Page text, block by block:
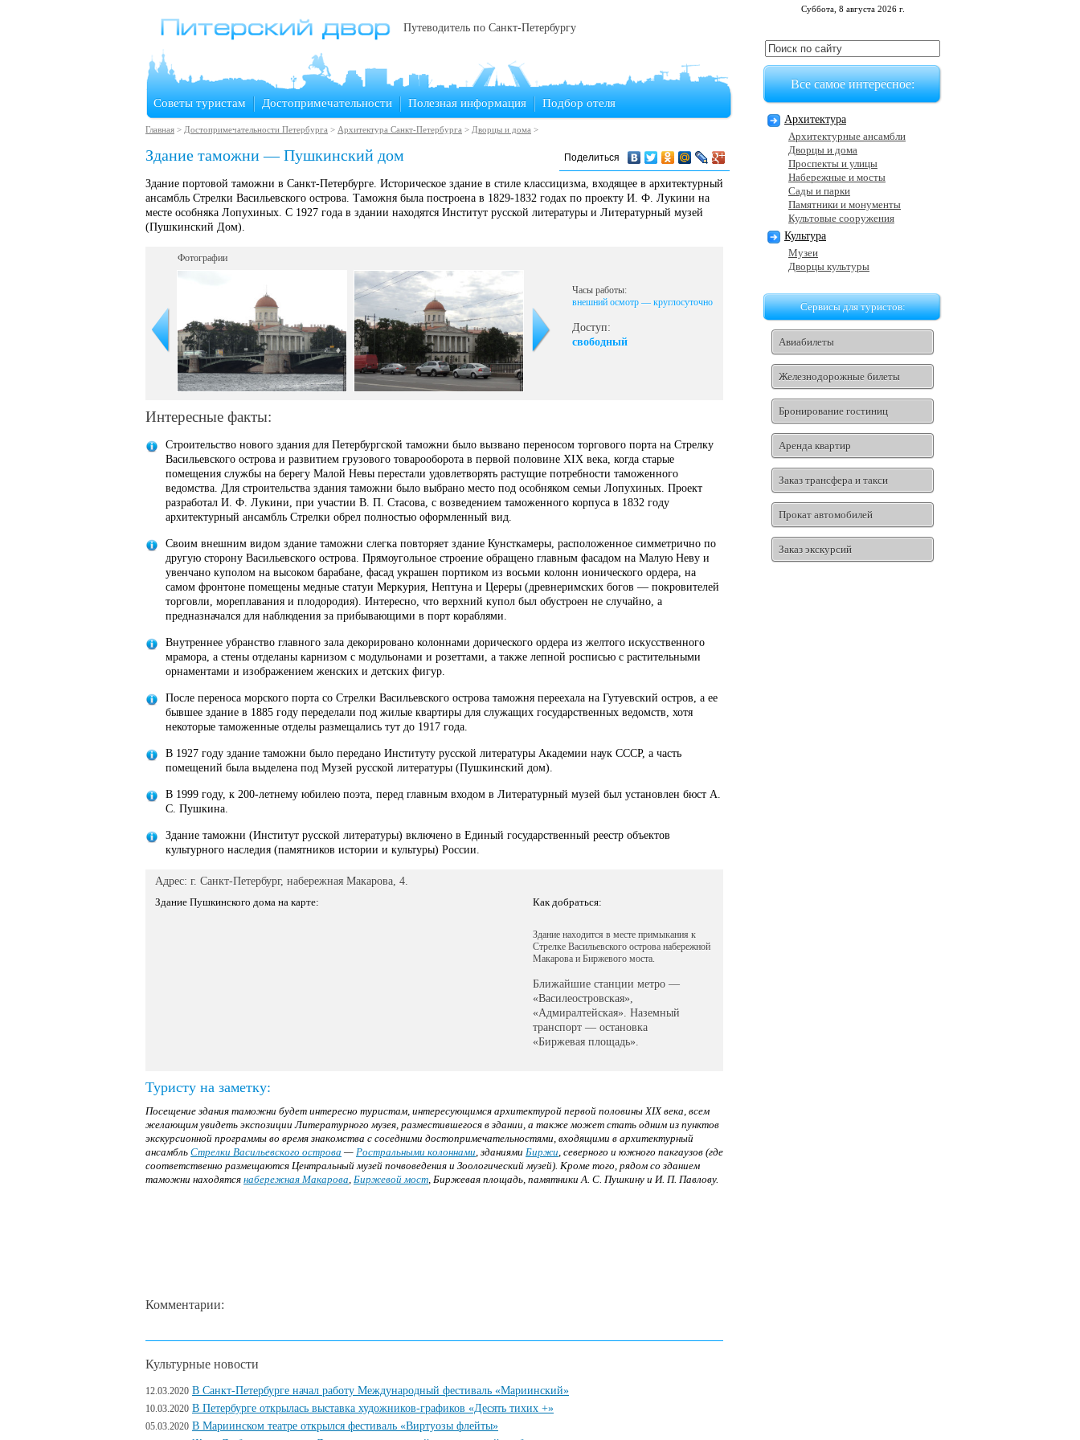
Путеводитель по Санкт-Петербургу
Советы туристам Достопримечательности Полезная информация Подбор отеля
Главная > Достопримечательности Петербурга > Архитектура Санкт-Петербурга > Дворцы и дома >
Поделиться
Здание таможни — Пушкинский дом
Здание портовой таможни в Санкт-Петербурге. Историческое здание в стиле классицизма, входящее в архитектурный
ансамбль Стрелки Васильевского острова. Таможня была построена в 1829-1832 годах по проекту И. Ф. Лукини на
месте особняка Лопухиных. С 1927 года в здании находятся Институт русской литературы и Литературный музей
(Пушкинский Дом).
Фотографии
Часы работы:
внешний осмотр — круглосуточно
Доступ:
свободный
Интересные факты:
Строительство нового здания для Петербургской таможни было вызвано переносом торгового порта на Стрелку
Васильевского острова и развитием грузового товарооборота в первой половине XIX века, когда старые
помещения службы на берегу Малой Невы перестали удовлетворять растущие потребности таможенного
ведомства. Для строительства здания таможни было выбрано место под особняком семьи Лопухиных. Проект
разработал И. Ф. Лукини, при участии В. П. Стасова, с возведением таможенного корпуса в 1832 году
архитектурный ансамбль Стрелки обрел полностью оформленный вид.
Своим внешним видом здание таможни слегка повторяет здание Кунсткамеры, расположенное симметрично по
другую сторону Васильевского острова. Прямоугольное строение обращено главным фасадом на Малую Неву и
увенчано куполом на высоком барабане, фасад украшен портиком из восьми колонн ионического ордера, на
самом фронтоне помещены медные статуи Меркурия, Нептуна и Цереры (древнеримских богов — покровителей
торговли, мореплавания и плодородия). Интересно, что верхний купол был обустроен не случайно, а
предназначался для наблюдения за прибывающими в порт кораблями.
Внутреннее убранство главного зала декорировано колоннами дорического ордера из желтого искусственного
мрамора, а стены отделаны карнизом с модульонами и розеттами, а также лепной росписью с растительными
орнаментами и изображением женских и детских фигур.
После переноса морского порта со Стрелки Васильевского острова таможня переехала на Гутуевский остров, а ее
бывшее здание в 1885 году переделали под жилые квартиры для служащих государственных ведомств, хотя
некоторые таможенные отделы размещались тут до 1917 года.
В 1927 году здание таможни было передано Институту русской литературы Академии наук СССР, а часть
помещений была выделена под Музей русской литературы (Пушкинский дом).
В 1999 году, к 200-летнему юбилею поэта, перед главным входом в Литературный музей был установлен бюст А.
С. Пушкина.
Здание таможни (Институт русской литературы) включено в Единый государственный реестр объектов
культурного наследия (памятников истории и культуры) России.
Адрес: г. Санкт-Петербург, набережная Макарова, 4.
Здание Пушкинского дома на карте:
Как добраться:
Здание находится в месте примыкания к
Стрелке Васильевского острова набережной
Макарова и Биржевого моста.
Ближайшие станции метро —
«Василеостровская»,
«Адмиралтейская». Наземный
транспорт — остановка
«Биржевая площадь».
Туристу на заметку:
Посещение здания таможни будет интересно туристам, интересующимся архитектурой первой половины XIX века, всем
желающим увидеть экспозиции Литературного музея, разместившегося в здании, а также может стать одним из пунктов
экскурсионной программы во время знакомства с соседними достопримечательностями, входящими в архитектурный
ансамбль Стрелки Васильевского острова — Ростральными колоннами, зданиями Биржи, северного и южного пакгаузов (где
соответственно размещаются Центральный музей почвоведения и Зоологический музей). Кроме того, рядом со зданием
таможни находятся набережная Макарова, Биржевой мост, Биржевая площадь, памятники А. С. Пушкину и И. П. Павлову.
Комментарии:
Культурные новости
12.03.2020 В Санкт-Петербурге начал работу Международный фестиваль «Мариинский»
10.03.2020 В Петербурге открылась выставка художников-графиков «Десять тихих +»
05.03.2020 В Мариинском театре открылся фестиваль «Виртуозы флейты»
Суббота, 8 августа 2026 г.
Все самое интересное:
Архитектура
Архитектурные ансамбли
Дворцы и дома
Проспекты и улицы
Набережные и мосты
Сады и парки
Памятники и монументы
Культовые сооружения
Культура
Музеи
Дворцы культуры
Сервисы для туристов:
Авиабилеты
Железнодорожные билеты
Бронирование гостиниц
Аренда квартир
Заказ трансфера и такси
Прокат автомобилей
Заказ экскурсий